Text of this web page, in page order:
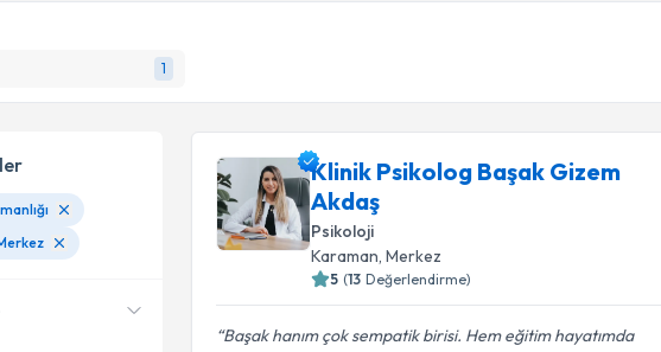
1
Klinik Psikolog Başak Gizem
Akdaş
Psikoloji
Karaman, Merkez
5 (13 Değerlendirme)
Başak hanım çok sempatik birisi. Hem eğitim hayatımda